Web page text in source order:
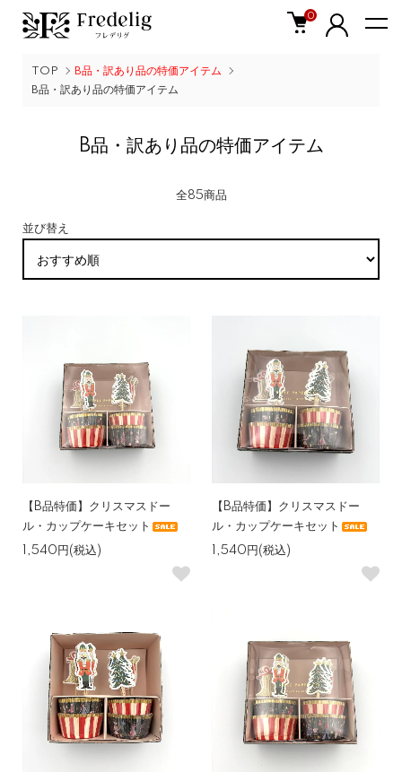
0
TOP
B品・訳あり品の特価アイテム
B品・訳あり品の特価アイテム
B品・訳あり品の特価アイテム
全85商品
並び替え
【B品特価】クリスマスドー
ル・カップケーキセット
1,540円(税込)
【B品特価】クリスマスドー
ル・カップケーキセット
1,540円(税込)